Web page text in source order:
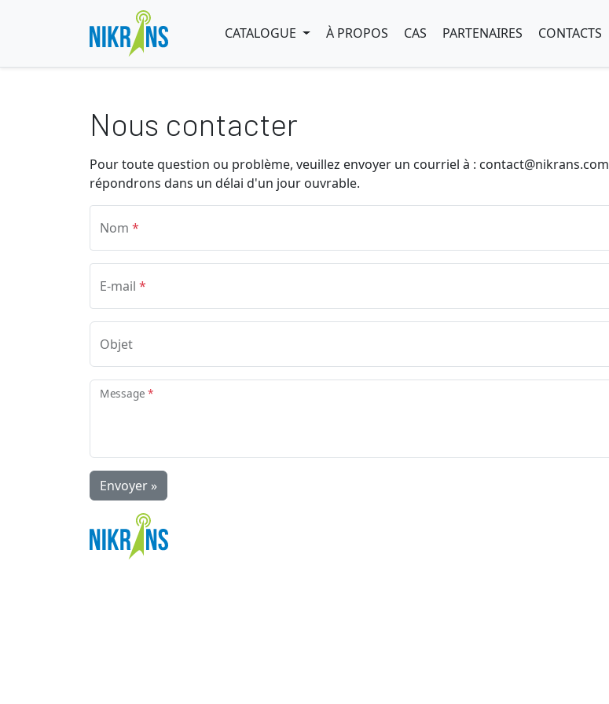
CATALOGUE À PROPOS CAS PARTENAIRES CONTACTS
Nous contacter
Pour toute question ou problème, veuillez envoyer un courriel à : contact@nikrans.com
répondrons dans un délai d'un jour ouvrable.
Nom *
E-mail *
Objet
Message*
Envoyer »